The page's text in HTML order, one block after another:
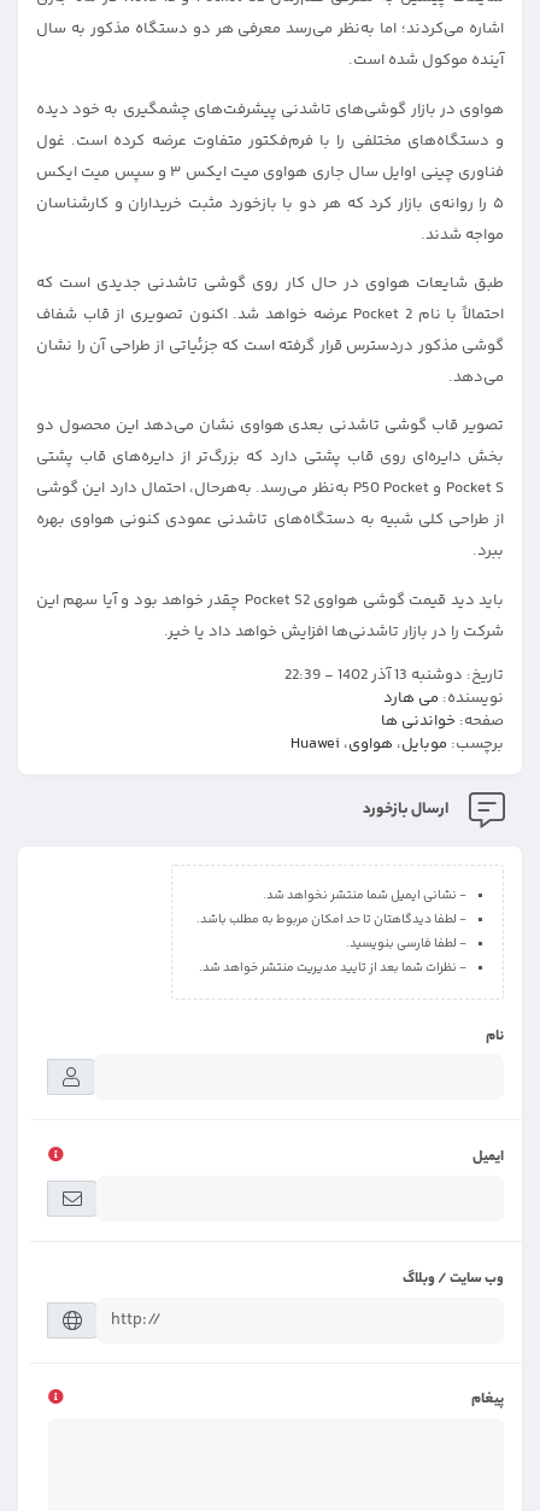
اشاره می‌کردند؛ اما به‌نظر می‌رسد معرفی هر دو دستگاه مذکور به سال
آینده موکول شده است.
هواوی در بازار گوشی‌های تاشدنی پیشرفت‌های چشمگیری به خود دیده
و دستگاه‌های مختلفی را با فرم‌فکتور متفاوت عرضه کرده است. غول
فناوری چینی اوایل سال جاری هواوی میت ایکس ۳ و سپس میت ایکس
۵ را روانه‌ی بازار کرد که هر دو با بازخورد مثبت خریداران و کارشناسان
مواجه شدند.
طبق شایعات هواوی در حال کار روی گوشی تاشدنی جدیدی است که
احتمالاً با نام Pocket 2 عرضه خواهد شد. اکنون تصویری از قاب شفاف
گوشی مذکور دردسترس قرار گرفته است که جزئیاتی از طراحی آن را نشان
می‌دهد.
تصویر قاب گوشی تاشدنی بعدی هواوی نشان می‌دهد این محصول دو
بخش دایره‌ای روی قاب پشتی دارد که بزرگ‌تر از دایره‌های قاب پشتی
Pocket S و P50 Pocket به‌نظر می‌رسد. به‌هر‌حال، احتمال دارد این گوشی
از طراحی کلی شبیه به دستگاه‌های تاشدنی عمودی کنونی هواوی بهره
ببرد.
باید دید قیمت گوشی هواوی Pocket S2 چقدر خواهد بود و آیا سهم این
شرکت را در بازار تاشدنی‌ها افزایش خواهد داد یا خیر.
تاریخ: دوشنبه 13 آذر 1402 - 22:39
نویسنده: می هارد
صفحه: خواندنی ها
برچسب: موبایل، هواوی، Huawei
ارسال بازخورد
- نشانی ایمیل شما منتشر نخواهد شد.
- لطفا دیدگاهتان تا حد امکان مربوط به مطلب باشد.
- لطفا فارسی بنویسید.
- نظرات شما بعد از تایید مدیریت منتشر خواهد شد.
نام
ایمیل
وب سایت / وبلاگ
پیغام